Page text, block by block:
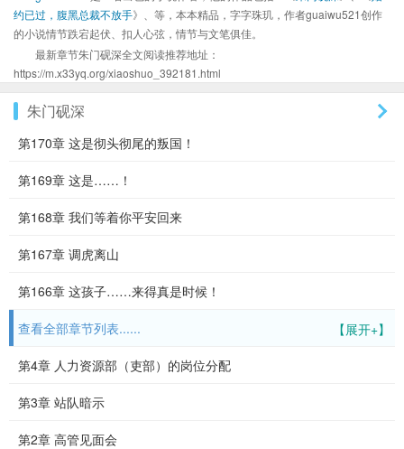
约已过，腹黑总裁不放手》、等，本本精品，字字珠玑，作者guaiwu521创作
的小说情节跌宕起伏、扣人心弦，情节与文笔俱佳。
最新章节朱门砚深全文阅读推荐地址：
https://m.x33yq.org/xiaoshuo_392181.html
朱门砚深
第170章 这是彻头彻尾的叛国！
第169章 这是……！
第168章 我们等着你平安回来
第167章 调虎离山
第166章 这孩子……来得真是时候！
【展开+】
查看全部章节列表......
第4章 人力资源部（吏部）的岗位分配
第3章 站队暗示
第2章 高管见面会